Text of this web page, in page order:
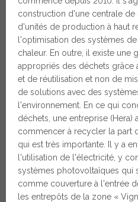
construction d'une centrale de
d'unités de production à haut
l'optimisation des systèmes
chaleur. En outre, il existe une
appropriés des déchets grâce
et de réutilisation et non de
de solutions avec des
l'environnement. En ce qui
déchets, une entreprise (Hera)
commencer à recycler la part
qui est très importante. Il y a
l'utilisation de l'électricité, y
systèmes photovoltaïques qui
comme couverture à l'entrée
les entrepôts de la zone «